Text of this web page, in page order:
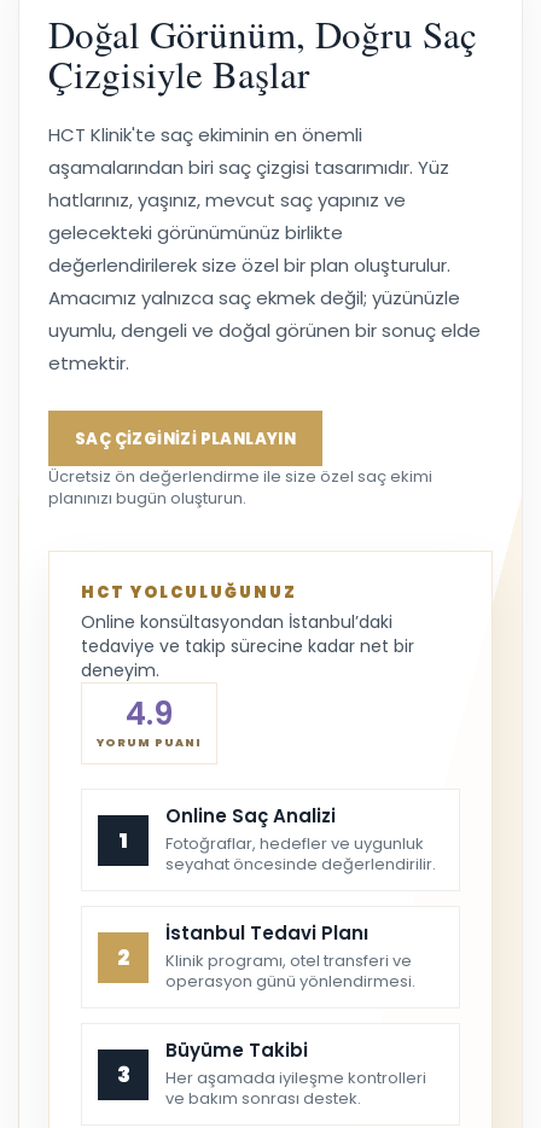
Doğal Görünüm, Doğru Saç
Çizgisiyle Başlar
HCT Klinik'te saç ekiminin en önemli
aşamalarından biri saç çizgisi tasarımıdır. Yüz
hatlarınız, yaşınız, mevcut saç yapınız ve
gelecekteki görünümünüz birlikte
değerlendirilerek size özel bir plan oluşturulur.
Amacımız yalnızca saç ekmek değil; yüzünüzle
uyumlu, dengeli ve doğal görünen bir sonuç elde
etmektir.
SAÇ ÇİZGİNİZİ PLANLAYIN
Ücretsiz ön değerlendirme ile size özel saç ekimi
planınızı bugün oluşturun.
HCT YOLCULUĞUNUZ
Online konsültasyondan İstanbul’daki
tedaviye ve takip sürecine kadar net bir
deneyim.
4.9
YORUM PUANI
1
Online Saç Analizi
Fotoğraflar, hedefler ve uygunluk
seyahat öncesinde değerlendirilir.
2
İstanbul Tedavi Planı
Klinik programı, otel transferi ve
operasyon günü yönlendirmesi.
3
Büyüme Takibi
Her aşamada iyileşme kontrolleri
ve bakım sonrası destek.